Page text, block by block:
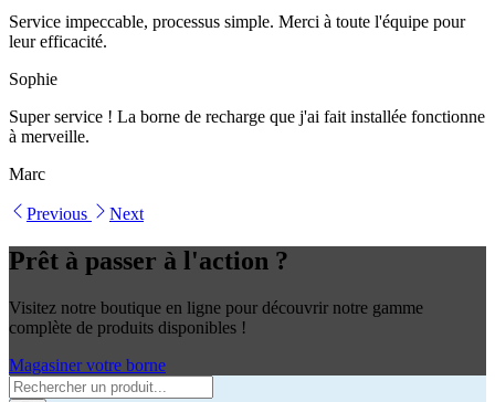
Service impeccable, processus simple. Merci à toute l'équipe pour
leur efficacité.
Sophie
Super service ! La borne de recharge que j'ai fait installée fonctionne
à merveille.
Marc
Previous Next
Prêt à passer à l'action ?
Visitez notre boutique en ligne pour découvrir notre gamme
complète de produits disponibles !
Magasiner votre borne
Products